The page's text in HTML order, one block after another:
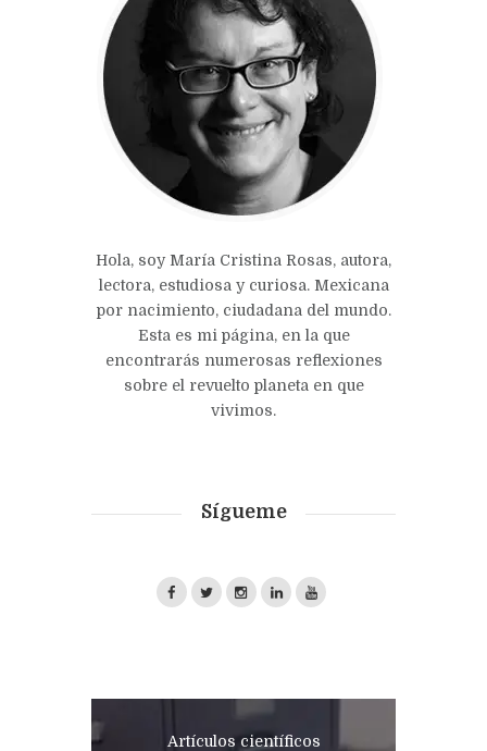
Hola, soy María Cristina Rosas, autora,
lectora, estudiosa y curiosa. Mexicana
por nacimiento, ciudadana del mundo.
Esta es mi página, en la que
encontrarás numerosas reflexiones
sobre el revuelto planeta en que
vivimos.
Sígueme
Artículos científicos